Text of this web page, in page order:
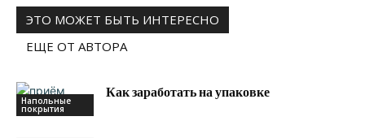
ЭТО МОЖЕТ БЫТЬ ИНТЕРЕСНО
ЕЩЕ ОТ АВТОРА
Напольные
покрытия
Как заработать на упаковке